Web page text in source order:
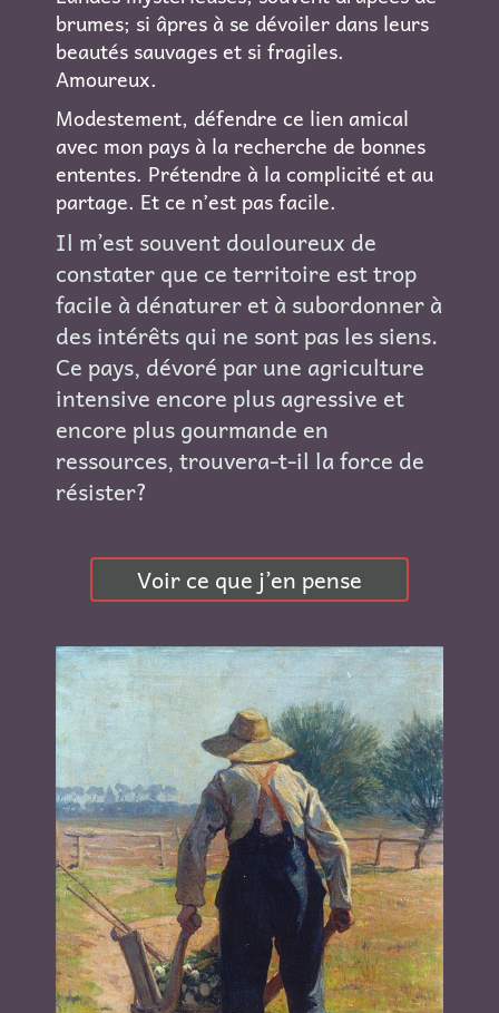
brumes; si âpres à se dévoiler dans leurs
beautés sauvages et si fragiles.
Amoureux.
Modestement, défendre ce lien amical
avec mon pays à la recherche de bonnes
ententes. Prétendre à la complicité et au
partage. Et ce n’est pas facile.
Il m’est souvent douloureux de
constater que ce territoire est trop
facile à dénaturer et à subordonner à
des intérêts qui ne sont pas les siens.
Ce pays, dévoré par une agriculture
intensive encore plus agressive et
encore plus gourmande en
ressources, trouvera-t-il la force de
résister?
Voir ce que j’en pense